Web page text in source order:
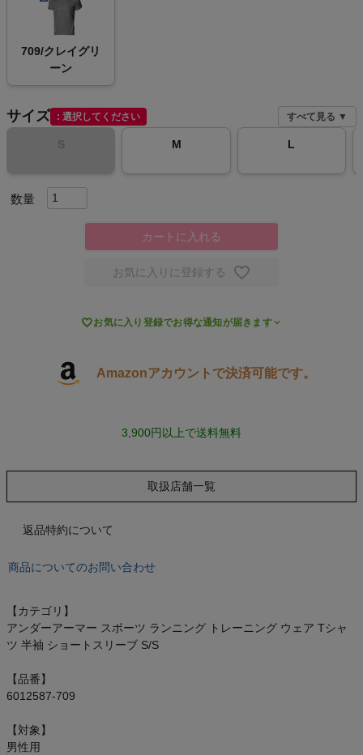
レディースカジュアルウェア
メンズスポーツウェア
レディーススポーツウェア
キャンプ・フェス
サックス SAXX
スポーツマリオTOP
709/クレイグリ
ーン
サイズ 選択してください すべて見る ▼
S M L
カートに入れる
お気に入りに登録する
お気に入り登録でお得な通知が届きます
Amazonアカウントで決済可能です。
3,900円以上で送料無料
取扱店舗一覧
返品特約について
商品についてのお問い合わせ
【カテゴリ】
アンダーアーマー スポーツ ランニング トレーニング ウェア Tシャ
ツ 半袖 ショートスリーブ S/S
【品番】
6012587-709
【対象】
男性用